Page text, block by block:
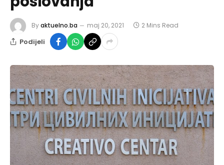
Byaktuelno.ba maj 20, 2021 2 Mins Read
Podijeli